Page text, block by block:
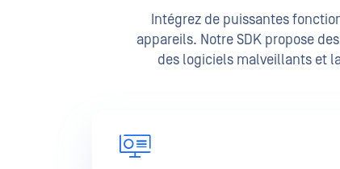
Intégrez de puissantes
appareils. Notre SDK propose
des logiciels malveillants et